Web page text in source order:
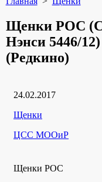
Щенки РОС
Нэнси 5446/
(Редкино)
Дата
24.02.2017
Рубрики
Щенки
Автор
ЦСС МООиР
Щенки РОС